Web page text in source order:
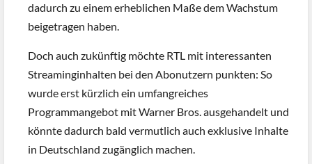
dadurch zu einem erheblichen Maße dem Wachstum
beigetragen haben.
Doch auch zukünftig möchte RTL mit interessanten
Streaminginhalten bei den Abonutzern punkten: So
wurde erst kürzlich ein umfangreiches
Programmangebot mit Warner Bros. ausgehandelt und
könnte dadurch bald vermutlich auch exklusive Inhalte
in Deutschland zugänglich machen.